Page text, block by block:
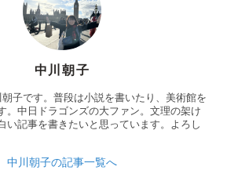
中川朝子
子です。普段は小説を書いたり、美術館を
。中日ドラゴンズの大ファン。文理の架け
い記事を書きたいと思っています。よろし
中川朝子の記事一覧へ